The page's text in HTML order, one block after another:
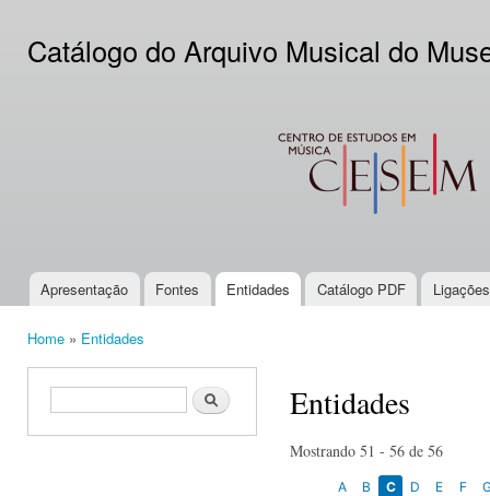
Catálogo do Arquivo Musical do
CESEM
Main menu
Apresentação Fontes Entidades Catálogo PDF
Home » Entidades
Search form Search Entidades
Mostrando 51 - 56 de 56
A B C D E F